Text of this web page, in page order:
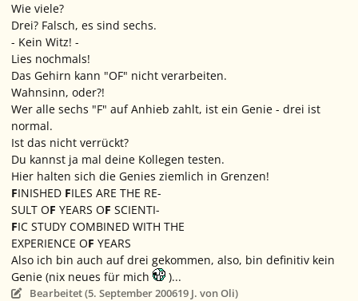
Wie viele?
Drei? Falsch, es sind sechs.
- Kein Witz! -
Lies nochmals!
Das Gehirn kann "OF" nicht verarbeiten.
Wahnsinn, oder?!
Wer alle sechs "F" auf Anhieb zahlt, ist ein Genie - drei ist
normal.
Ist das nicht verrückt?
Du kannst ja mal deine Kollegen testen.
Hier halten sich die Genies ziemlich in Grenzen!
FINISHED FILES ARE THE RE-
SULT OF YEARS OF SCIENTI-
FIC STUDY COMBINED WITH THE
EXPERIENCE OF YEARS
Also ich bin auch auf drei gekommen, also, bin definitiv kein
Genie (nix neues für mich
)...
Bearbeitet (5. September 200619 J. von Oli)